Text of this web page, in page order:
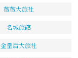
薇薇大旅社
名城旅館
金皇后大旅社